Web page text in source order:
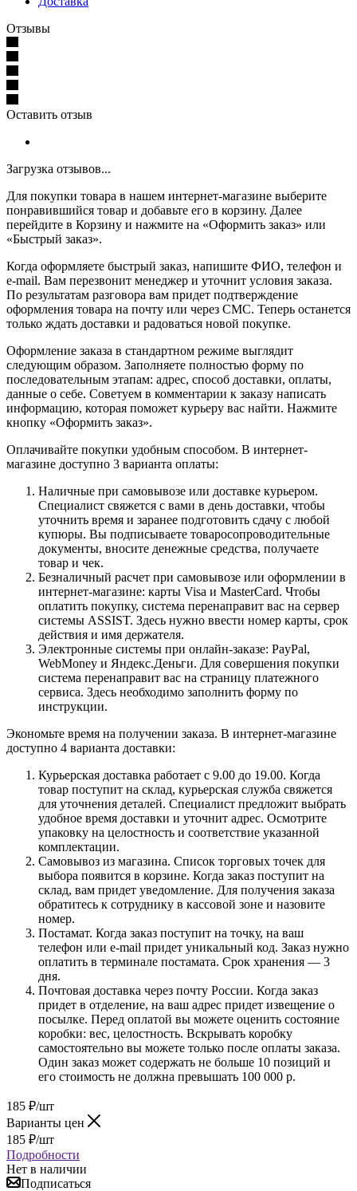
Отзывы
Оставить отзыв
Загрузка отзывов...
Для покупки товара в нашем интернет-магазине выберите
понравившийся товар и добавьте его в корзину. Далее
перейдите в Корзину и нажмите на «Оформить заказ» или
«Быстрый заказ».
Когда оформляете быстрый заказ, напишите ФИО, телефон и
e-mail. Вам перезвонит менеджер и уточнит условия заказа.
По результатам разговора вам придет подтверждение
оформления товара на почту или через СМС. Теперь останется
только ждать доставки и радоваться новой покупке.
Оформление заказа в стандартном режиме выглядит
следующим образом. Заполняете полностью форму по
последовательным этапам: адрес, способ доставки, оплаты,
данные о себе. Советуем в комментарии к заказу написать
информацию, которая поможет курьеру вас найти. Нажмите
кнопку «Оформить заказ».
Оплачивайте покупки удобным способом. В интернет-
магазине доступно 3 варианта оплаты:
Наличные при самовывозе или доставке курьером.
Специалист свяжется с вами в день доставки, чтобы
уточнить время и заранее подготовить сдачу с любой
купюры. Вы подписываете товаросопроводительные
документы, вносите денежные средства, получаете
товар и чек.
Безналичный расчет при самовывозе или оформлении в
интернет-магазине: карты Visa и MasterCard. Чтобы
оплатить покупку, система перенаправит вас на сервер
системы ASSIST. Здесь нужно ввести номер карты, срок
действия и имя держателя.
Электронные системы при онлайн-заказе: PayPal,
WebMoney и Яндекс.Деньги. Для совершения покупки
система перенаправит вас на страницу платежного
сервиса. Здесь необходимо заполнить форму по
инструкции.
Экономьте время на получении заказа. В интернет-магазине
доступно 4 варианта доставки:
Курьерская доставка работает с 9.00 до 19.00. Когда
товар поступит на склад, курьерская служба свяжется
для уточнения деталей. Специалист предложит выбрать
удобное время доставки и уточнит адрес. Осмотрите
упаковку на целостность и соответствие указанной
комплектации.
Самовывоз из магазина. Список торговых точек для
выбора появится в корзине. Когда заказ поступит на
склад, вам придет уведомление. Для получения заказа
обратитесь к сотруднику в кассовой зоне и назовите
номер.
Постамат. Когда заказ поступит на точку, на ваш
телефон или e-mail придет уникальный код. Заказ нужно
оплатить в терминале постамата. Срок хранения — 3
дня.
Почтовая доставка через почту России. Когда заказ
придет в отделение, на ваш адрес придет извещение о
посылке. Перед оплатой вы можете оценить состояние
коробки: вес, целостность. Вскрывать коробку
самостоятельно вы можете только после оплаты заказа.
Один заказ может содержать не больше 10 позиций и
его стоимость не должна превышать 100 000 р.
185 ₽/шт
Варианты цен
185 ₽/шт
Подробности
Нет в наличии
Подписаться